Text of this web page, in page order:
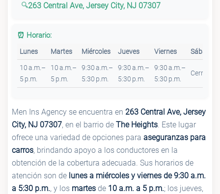
263 Central Ave, Jersey City, NJ 07307
⏰ Horario:
Lunes Martes Miércoles Jueves Viernes Sábado
10 a.m.–
5 p.m.
10 a.m.–
5 p.m.
9:30 a.m.–
5:30 p.m.
9:30 a.m.–
5:30 p.m.
9:30 a.m.–
5:30 p.m.
Cerrado
Men Ins Agency se encuentra en 263 Central Ave, Jersey
City, NJ 07307, en el barrio de The Heights. Este lugar
ofrece una variedad de opciones para aseguranzas para
carros, brindando apoyo a los conductores en la
obtención de la cobertura adecuada. Sus horarios de
atención son de lunes a miércoles y viernes de 9:30 a.m.
a 5:30 p.m., y los martes de 10 a.m. a 5 p.m.; los jueves,